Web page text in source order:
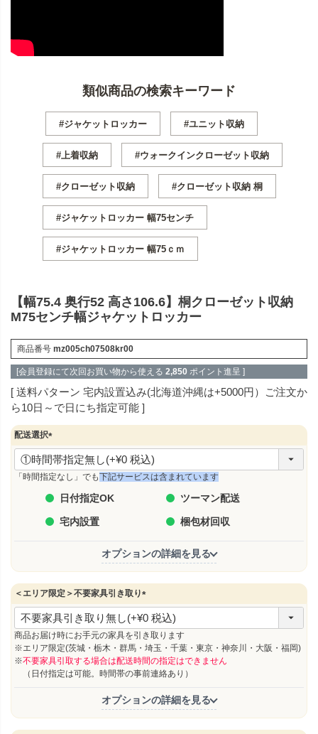
類似商品の検索キーワード
#ジャケットロッカー #ユニット収納
#上着収納 #ウォークインクローゼット収納
#クローゼット収納 #クローゼット収納 桐
#ジャケットロッカー 幅75センチ
#ジャケットロッカー 幅75ｃｍ
【幅75.4 奥行52 高さ106.6】桐クローゼット収納
M75センチ幅ジャケットロッカー
商品番号 mz005ch07508kr00
[会員登録にて次回お買い物から使える 2,850 ポイント進呈 ]
送料パターン 宅内設置込み(北海道沖縄は+5000円）ご注文か
ら10日～で日にち指定可能
配送選択
(
必
須
「時間指定なし」でも下記サービスは含まれています
日付指定OK ツーマン配送
宅内設置 梱包材回収
オプションの詳細を見る
＜エリア限定＞不要家具引き取り
(
必
須
商品お届け時にお手元の家具を引き取ります
※エリア限定(茨城・栃木・群馬・埼玉・千葉・東京・神奈川・大阪・福岡)
※不要家具引取する場合は配送時間の指定はできません
（日付指定は可能。時間帯の事前連絡あり）
オプションの詳細を見る